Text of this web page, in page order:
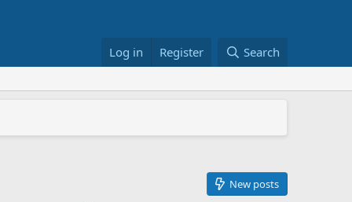
Log in Register Search
New posts